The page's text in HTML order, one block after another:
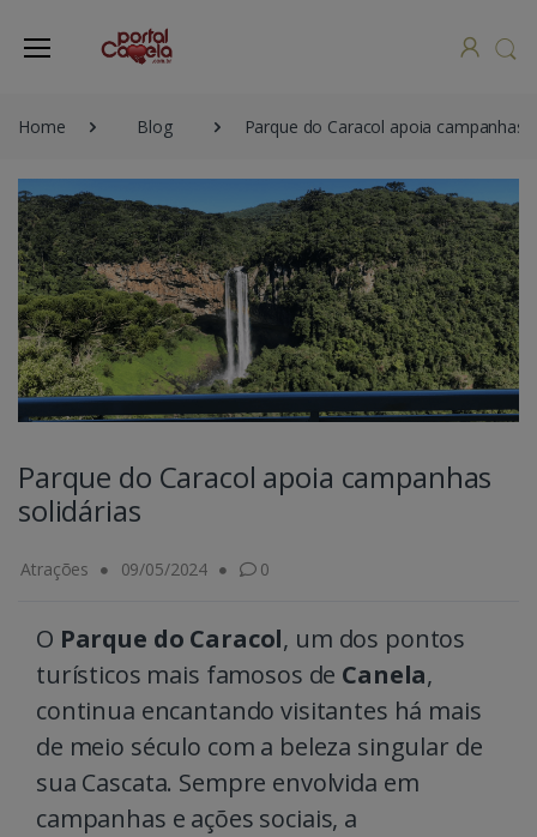
Home Blog Parque do Caracol apoia campanhas
Parque do Caracol apoia campanhas
solidárias
Atrações 09/05/2024 0
O Parque do Caracol, um dos pontos
turísticos mais famosos de Canela,
continua encantando visitantes há mais
de meio século com a beleza singular de
sua Cascata. Sempre envolvida em
campanhas e ações sociais, a